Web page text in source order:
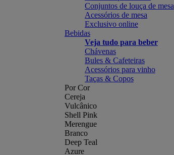
Conjuntos de louça de mesa
Acessórios de mesa
Exclusivo online
Bebidas
Veja tudo para beber
Chávenas
Bules & Cafeteiras
Acessórios para vinho
Taças & Copos
Por Cor
Cereja
Vulcânico
Shell Pink
Merengue
Branco
Deep Teal
Azure